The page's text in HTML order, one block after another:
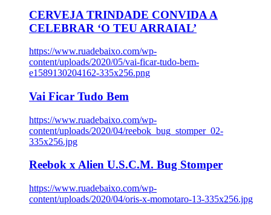
CERVEJA TRINDADE CONVIDA A
CELEBRAR ‘O TEU ARRAIAL’
https://www.ruadebaixo.com/wp-
content/uploads/2020/05/vai-ficar-tudo-bem-
e1589130204162-335x256.png
Vai Ficar Tudo Bem
https://www.ruadebaixo.com/wp-
content/uploads/2020/04/reebok_bug_stomper_02-
335x256.jpg
Reebok x Alien U.S.C.M. Bug Stomper
https://www.ruadebaixo.com/wp-
content/uploads/2020/04/oris-x-momotaro-13-335x256.jpg